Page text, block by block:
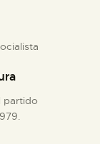
partido